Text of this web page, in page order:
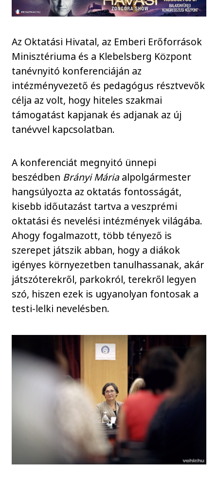
Az Oktatási Hivatal, az Emberi Erőforrások
Minisztériuma és a Klebelsberg Központ
tanévnyitó konferenciáján az
intézményvezető és pedagógus résztvevők
célja az volt, hogy hiteles szakmai
támogatást kapjanak és adjanak az új
tanévvel kapcsolatban.
A konferenciát megnyitó ünnepi
beszédben Brányi Máriaalpolgármester
hangsúlyozta az oktatás fontosságát,
kisebb időutazást tartva a veszprémi
oktatási és nevelési intézmények világába.
Ahogy fogalmazott, több tényező is
szerepet játszik abban, hogy a diákok
igényes környezetben tanulhassanak, akár
játszóterekről, parkokról, terekről legyen
szó, hiszen ezek is ugyanolyan fontosak a
testi-lelki nevelésben.